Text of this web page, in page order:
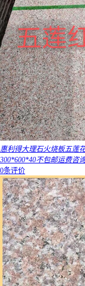
惠利得大理石火烧板五莲
300*600*40不包邮运费咨
0条评价